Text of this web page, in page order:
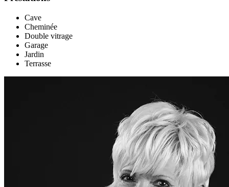
Cave
Cheminée
Double vitrage
Garage
Jardin
Terrasse